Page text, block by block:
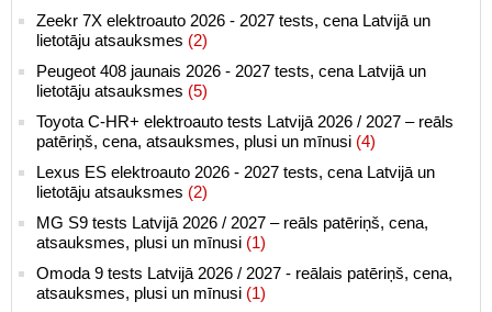
Zeekr 7X elektroauto 2026 - 2027 tests, cena Latvijā un
lietotāju atsauksmes (2)
Peugeot 408 jaunais 2026 - 2027 tests, cena Latvijā un
lietotāju atsauksmes (5)
Toyota C-HR+ elektroauto tests Latvijā 2026 / 2027 – reāls
patēriņš, cena, atsauksmes, plusi un mīnusi (4)
Lexus ES elektroauto 2026 - 2027 tests, cena Latvijā un
lietotāju atsauksmes (2)
MG S9 tests Latvijā 2026 / 2027 – reāls patēriņš, cena,
atsauksmes, plusi un mīnusi (1)
Omoda 9 tests Latvijā 2026 / 2027 - reālais patēriņš, cena,
atsauksmes, plusi un mīnusi (1)